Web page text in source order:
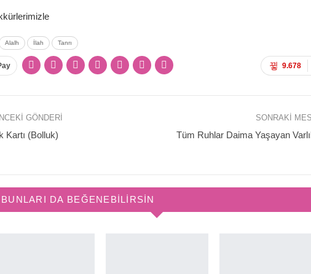
Alalh İlah Tanrı
9.678
GÖNDERI
Kartı (Bolluk)
SONRAKI
Tüm Ruhlar Daima Yaşayan
BUNLARI DA BEĞENEBILIRSIN